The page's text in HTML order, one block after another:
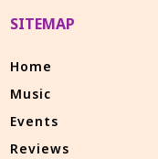
SITEMAP
Home
Music
Events
Reviews